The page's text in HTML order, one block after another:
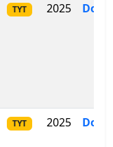
TYT 2025
TYT 2025